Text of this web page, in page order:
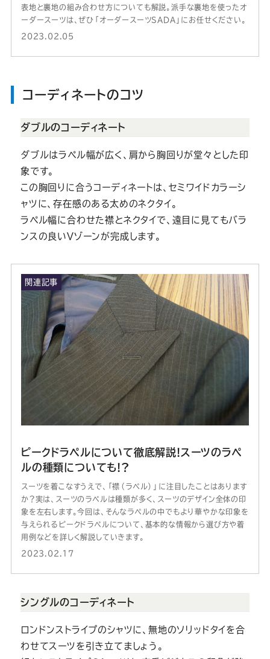
表地と裏地の組み合わせ方についても解説。派手な裏地を使ったオ
ーダースーツは、ぜひ「オーダースーツSADA」にお任せください。
2023.02.05
コーディネートのコツ
ダブルのコーディネート
ダブルはラペル幅が広く、肩から胸回りが堂々とした印
象です。
この胸回りに合うコーディネートは、セミワイドカラーシ
ャツに、存在感のある太めのネクタイ。
ラペル幅に合わせた襟とネクタイで、遠目に見てもバラ
ンスの良いVゾーンが完成します。
関連記事
ピークドラペルについて徹底解説!スーツのラペ
ルの種類についても!?
スーツを着こなすうえで、「襟（ラペル）」に注目したことはあります
か？実は、スーツのラペルは種類が多く、スーツのデザイン全体の印
象を左右します。今回は、そんなラペルの中でもより華やかな印象を
与えられるピークドラペルについて、基本的な情報から選び方や着
用例などを詳しく解説していきます。
2023.02.17
シングルのコーディネート
ロンドンストライプのシャツに、無地のソリッドタイを合
わせてスーツを引き立てましょう。